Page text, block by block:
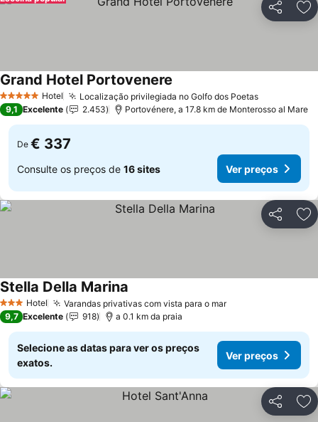
Partilhar
5 Estrelas Hotel Localização privilegiada no Golfo dos Poetas
Grand Hotel Portovenere
9,1 Excelente 2.453 Portovénere, a 17.8 km de Monterosso al Mare
De € 337
Consulte os preços de 16 sites Ver preços
Partilhar
3 EstrelasHotel Varandas privativas com vista para o mar
Stella Della Marina
9,7 Excelente 918 a 0.1 km da praia
Selecione as datas para ver os preços
exatos.
Ver preços
Partilhar